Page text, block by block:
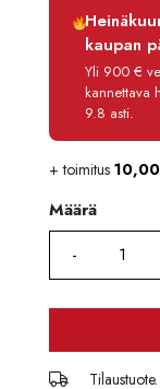
Luottoaika
Korko
Käsittelymaksu
Maksettava
kaupan
Yli 900 €
kannettava
9.8 asti.
+ toimitus 10,00
Määrä
Määrä